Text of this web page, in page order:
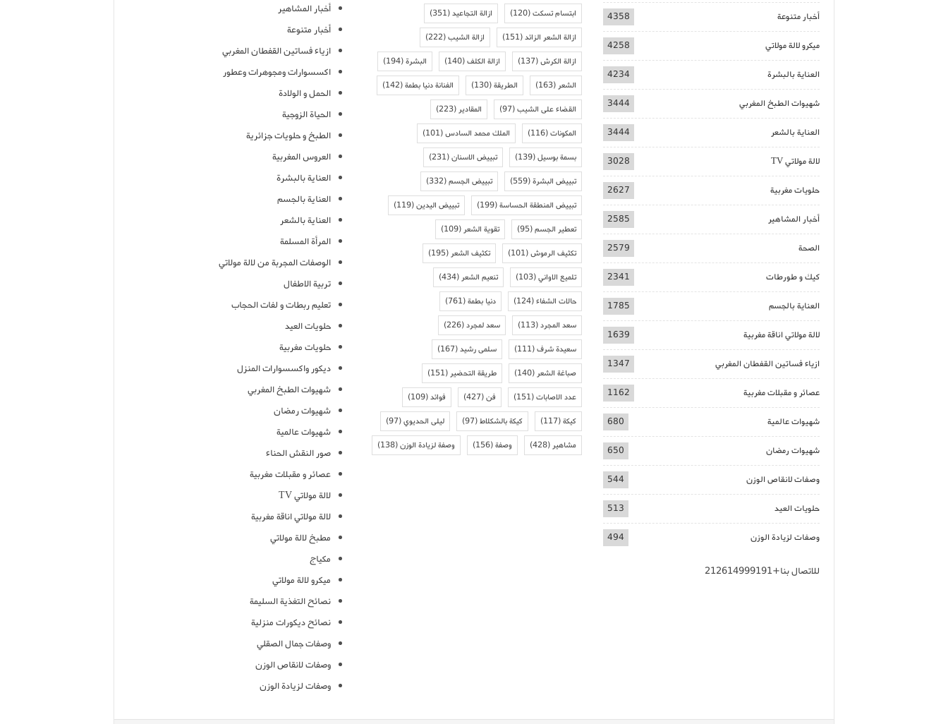
أخبار متنوعة 4358
ميكرو لالة مولاتي 4258
العناية بالبشرة 4234
شهيوات الطبخ المغربي 3444
العناية بالشعر 3444
لالة مولاتي TV 3028
حلويات مغربية 2627
أخبار المشاهير 2585
الصحة 2579
كيك و طورطات 2341
العناية بالجسم 1785
لالة مولاتي اناقة مغربية 1639
ازياء فساتين القفطان المغربي 1347
عصائر و مقبلات مغربية 1162
شهيوات عالمية 680
شهيوات رمضان 650
وصفات لانقاص الوزن 544
حلويات العيد 513
وصفات لزيادة الوزن 494
للاتصال بنا+212614999191
ابتسام تسكت(120) ازالة التجاعيد(351)
ازالة الشعر الزائد(151) ازالة الشيب(222)
ازالة الكرش(137) ازالة الكلف(140) البشرة(194)
الشعر(163) الطريقة(130) الفنانة دنيا بطمة(142)
القضاء على الشيب(97) المقادير(223)
المكونات(116) الملك محمد السادس(101)
بسمة بوسيل(139) تبييض الاسنان(231)
تبييض البشرة(559) تبييض الجسم(332)
تبييض المنطقة الحساسة(199) تبييض اليدين(119)
تعطير الجسم(95) تقوية الشعر(109)
تكثيف الرموش(101) تكثيف الشعر(195)
تلميع الاواني(103) تنعيم الشعر(434)
حالات الشفاء(124) دنيا بطمة(761)
سعد المجرد(113) سعد لمجرد(226)
سعيدة شرف(111) سلمى رشيد(167)
صباغة الشعر(140) طريقة التحضير(151)
عدد الاصابات(151) فن(427) فوائد(109)
كيكة(117) كيكة بالشكلاط(97) ليلى الحديوي(97)
مشاهير(428) وصفة(156) وصفة لزيادة الوزن(138)
أخبار المشاهير
أخبار متنوعة
ازياء فساتين القفطان المغربي
اكسسوارات ومجوهرات وعطور
الحمل و الولادة
الحياة الزوجية
الطبخ و حلويات جزائرية
العروس المغربية
العناية بالبشرة
العناية بالجسم
العناية بالشعر
المرأة المسلمة
الوصفات المجربة من لالة مولاتي
تربية الاطفال
تعليم ربطات و لفات الحجاب
حلويات العيد
حلويات مغربية
ديكور واكسسوارات المنزل
شهيوات الطبخ المغربي
شهيوات رمضان
شهيوات عالمية
صور النقش الحناء
عصائر و مقبلات مغربية
لالة مولاتي TV
لالة مولاتي اناقة مغربية
مطبخ لالة مولاتي
مكياج
ميكرو لالة مولاتي
نصائح التغذية السليمة
نصائح ديكورات منزلية
وصفات جمال الصقلي
وصفات لانقاص الوزن
وصفات لزيادة الوزن